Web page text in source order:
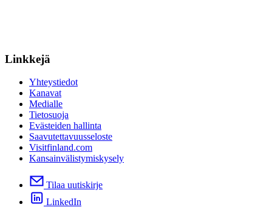
Linkkejä
Yhteystiedot
Kanavat
Medialle
Tietosuoja
Evästeiden hallinta
Saavutettavuusseloste
Visitfinland.com
Kansainvälistymiskysely
Tilaa uutiskirje
LinkedIn